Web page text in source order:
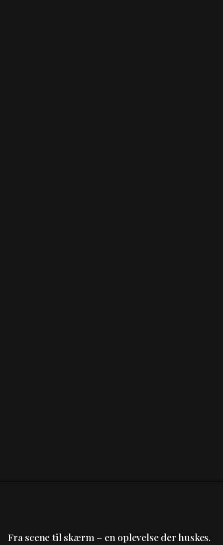
Fra scene til skærm – en oplevelse der huskes.